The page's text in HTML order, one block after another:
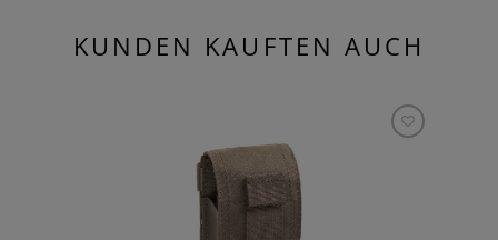
KUNDEN KAUFTEN AUCH